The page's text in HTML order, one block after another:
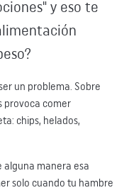
y eso te
un problema. Sobre
provoca comer
chips, helados,
alguna manera esa
solo cuando tu hambre